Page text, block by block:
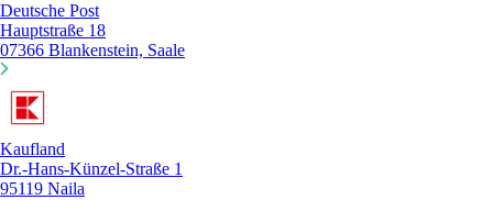
Deutsche Post
Hauptstraße 18
07366 Blankenstein, Saale
Kaufland
Dr.-Hans-Künzel-Straße 1
95119 Naila